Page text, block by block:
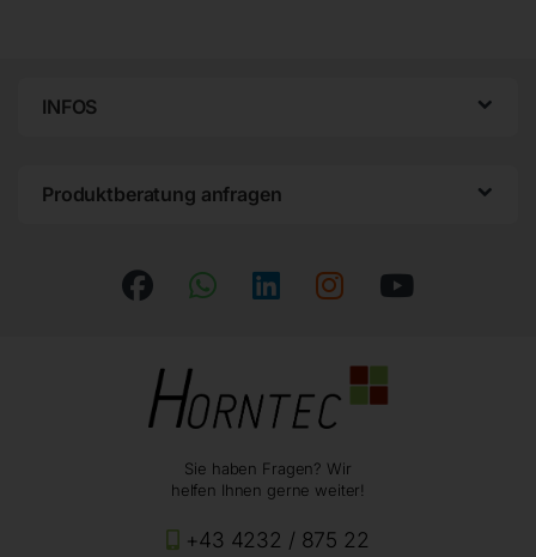
INFOS
Produktberatung anfragen
Sie haben Fragen? Wir
helfen Ihnen gerne weiter!
+43 4232 / 875 22